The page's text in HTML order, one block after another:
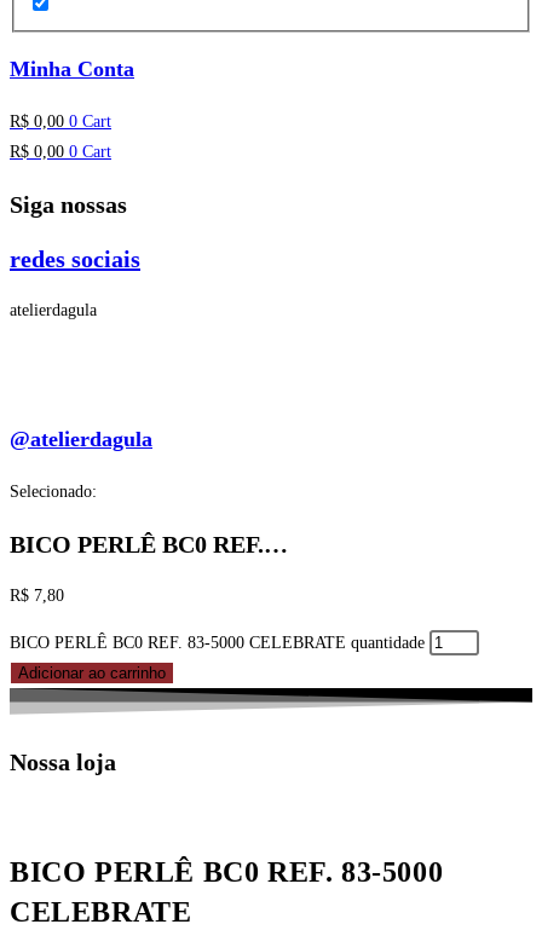
Minha Conta
R$ 0,00 0 Cart
R$ 0,00 0 Cart
Siga nossas
redes sociais
atelierdagula
@atelierdagula
Selecionado:
BICO PERLÊ BC0 REF.…
R$ 7,80
BICO PERLÊ BC0 REF. 83-5000 CELEBRATE quantidade
Adicionar ao carrinho
Nossa loja
BICO PERLÊ BC0 REF. 83-5000
CELEBRATE